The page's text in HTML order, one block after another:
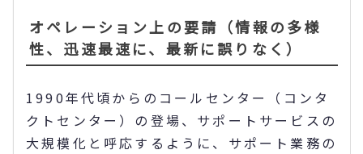
オペレーション上の要請（情報の多様
性、迅速最速に、最新に誤りなく）
1990年代頃からのコールセンター（コンタ
クトセンター）の登場、サポートサービスの
大規模化と呼応するように、サポート業務の